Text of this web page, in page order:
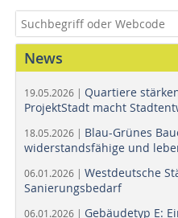
News
19.05.2026 | Quartiere
ProjektStadt macht
18.05.2026 | Blau-Grünes
widerstandsfähige und
06.01.2026 | Westdeutsche
Sanierungsbedarf
06.01.2026 | Gebäudetyp E: